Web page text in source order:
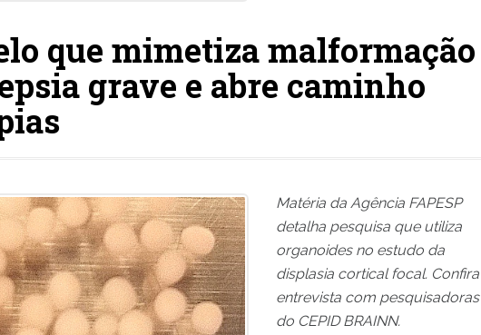
que mimetiza malformação
grave e abre caminho
Matéria da Agência FAPESP
detalha pesquisa que utiliza
organoides no estudo da
displasia cortical focal. Confira
entrevista com pesquisadoras
do CEPID BRAINN.